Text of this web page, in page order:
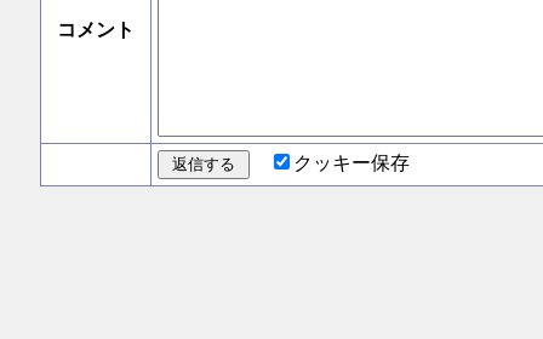
コメント
クッキー保存